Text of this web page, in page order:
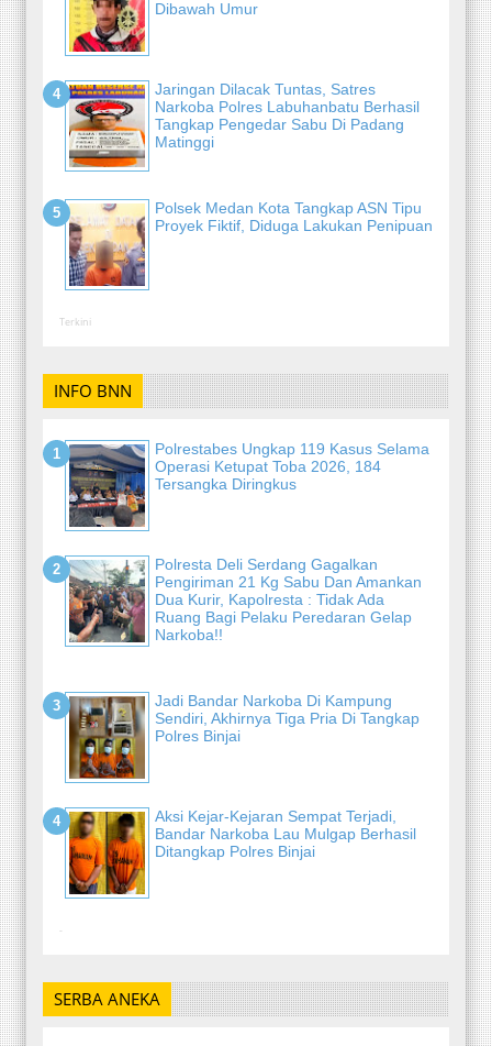
Dibawah Umur
Jaringan Dilacak Tuntas, Satres
Narkoba Polres Labuhanbatu Berhasil
Tangkap Pengedar Sabu Di Padang
Matinggi
Polsek Medan Kota Tangkap ASN Tipu
Proyek Fiktif, Diduga Lakukan Penipuan
Terkini
INFO BNN
Polrestabes Ungkap 119 Kasus Selama
Operasi Ketupat Toba 2026, 184
Tersangka Diringkus
Polresta Deli Serdang Gagalkan
Pengiriman 21 Kg Sabu Dan Amankan
Dua Kurir, Kapolresta : Tidak Ada
Ruang Bagi Pelaku Peredaran Gelap
Narkoba!!
Jadi Bandar Narkoba Di Kampung
Sendiri, Akhirnya Tiga Pria Di Tangkap
Polres Binjai
Aksi Kejar-Kejaran Sempat Terjadi,
Bandar Narkoba Lau Mulgap Berhasil
Ditangkap Polres Binjai
-
SERBA ANEKA